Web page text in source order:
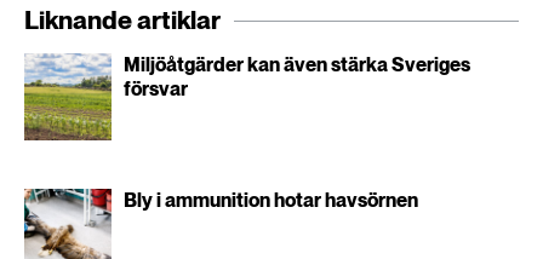
Liknande artiklar
Miljöåtgärder kan även stärka Sveriges
försvar
Bly i ammunition hotar havsörnen